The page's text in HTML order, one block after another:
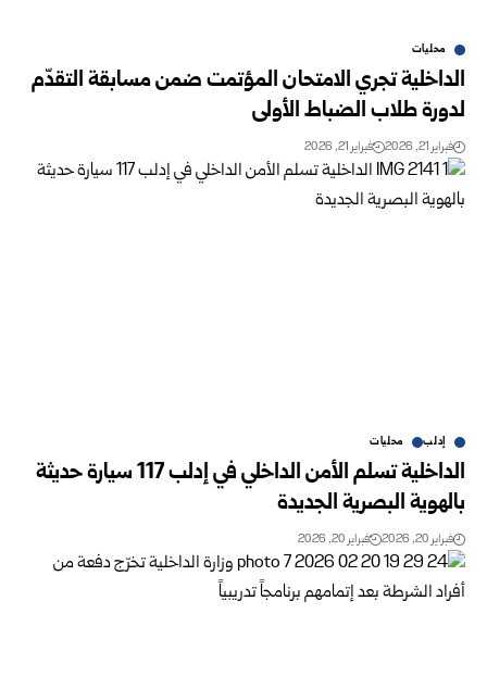
محليات
الداخلية تجري الامتحان المؤتمت ضمن مسابقة التقدّم
لدورة طلاب الضباط الأولى
فبراير 21, 2026 فبراير 21, 2026
إدلب محليات
الداخلية تسلم الأمن الداخلي في إدلب 117 سيارة حديثة
بالهوية البصرية الجديدة
فبراير 20, 2026 فبراير 20, 2026